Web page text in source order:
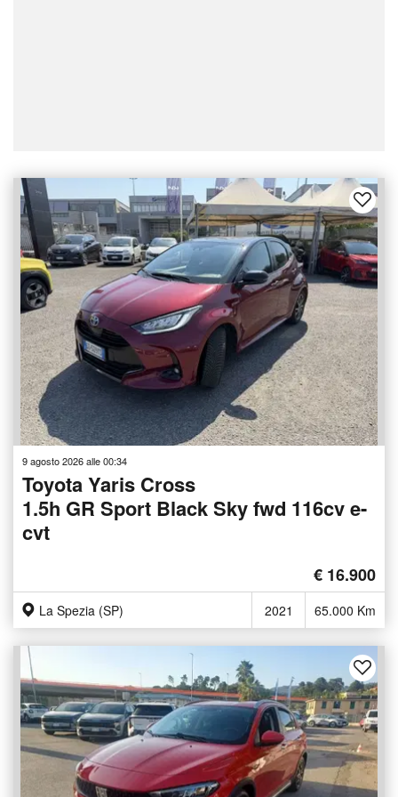
9 agosto 2026 alle 00:34
Toyota Yaris Cross
1.5h GR Sport Black Sky fwd 116cv e-
cvt
€ 16.900
La Spezia (SP) 2021 65.000 Km